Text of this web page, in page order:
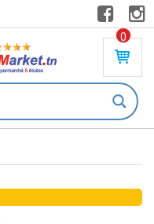
0
PR
DU
IT(
S)
0
DT